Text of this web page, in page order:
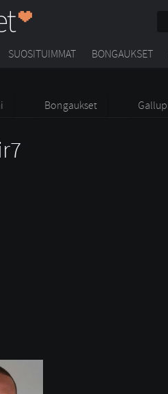
SUOSITUIMMAT BONGAUKSET
Bongaukset